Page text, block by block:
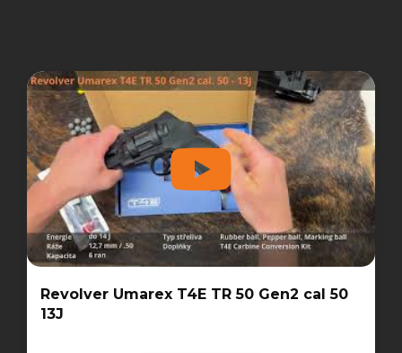
Revolver Umarex T4E TR 50 Gen2 cal 50
13J